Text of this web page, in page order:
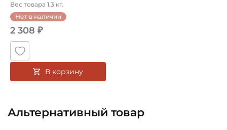
Вес товара 1.3 кг.
Нет в наличии
2 308 ₽
В корзину
Альтернативный товар